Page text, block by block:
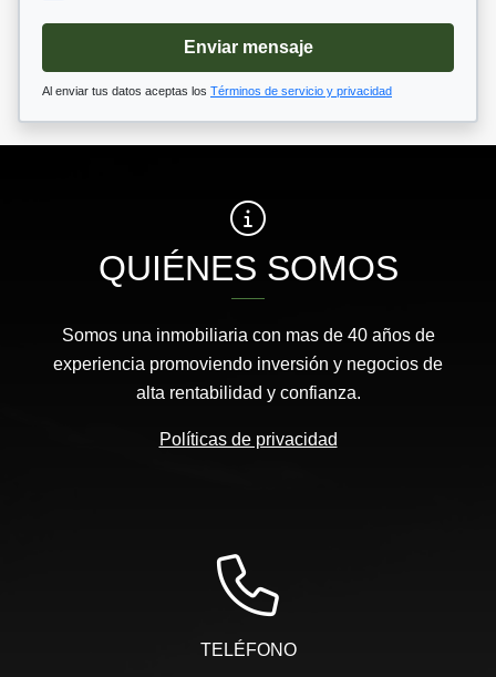
Enviar mensaje
Al enviar tus datos aceptas los Términos de servicio y privacidad
QUIÉNES SOMOS
Somos una inmobiliaria con mas de 40 años de
experiencia promoviendo inversión y negocios de
alta rentabilidad y confianza.
Políticas de privacidad
TELÉFONO